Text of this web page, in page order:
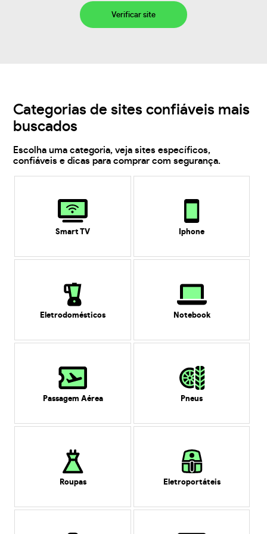
Verificar site
Categorias de sites confiáveis mais
buscados
Escolha uma categoria, veja sites específicos,
confiáveis e dicas para comprar com segurança.
Smart TV Iphone
Eletrodomésticos Notebook
Passagem Aérea Pneus
Roupas Eletroportáteis